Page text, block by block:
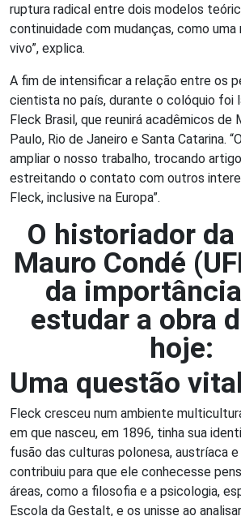
ruptura radical entre dois modelos
continuidade com mudanças, como
vivo”, explica.
A fim de intensificar a relação entre os
cientista no país, durante o colóquio foi
Fleck Brasil, que reunirá acadêmicos de
Paulo, Rio de Janeiro e Santa Catarina.
ampliar o nosso trabalho, trocando
estreitando o contato com outros
Fleck, inclusive na Europa”.
O historiador
Mauro Condé
da
estudar a obra
hoje:
Uma questão vital
Fleck cresceu num ambiente
em que nasceu, em 1896, tinha sua
fusão das culturas polonesa, austríaca e
contribuiu para que ele conhecesse
áreas, como a filosofia e a psicologia,
Escola da Gestalt, e os unisse ao